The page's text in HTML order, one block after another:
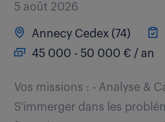
5 août 2026
Annecy Cedex (74)
45 000 - 50 000 € / an
Vos missions : - Analyse &
S'immerger dans les